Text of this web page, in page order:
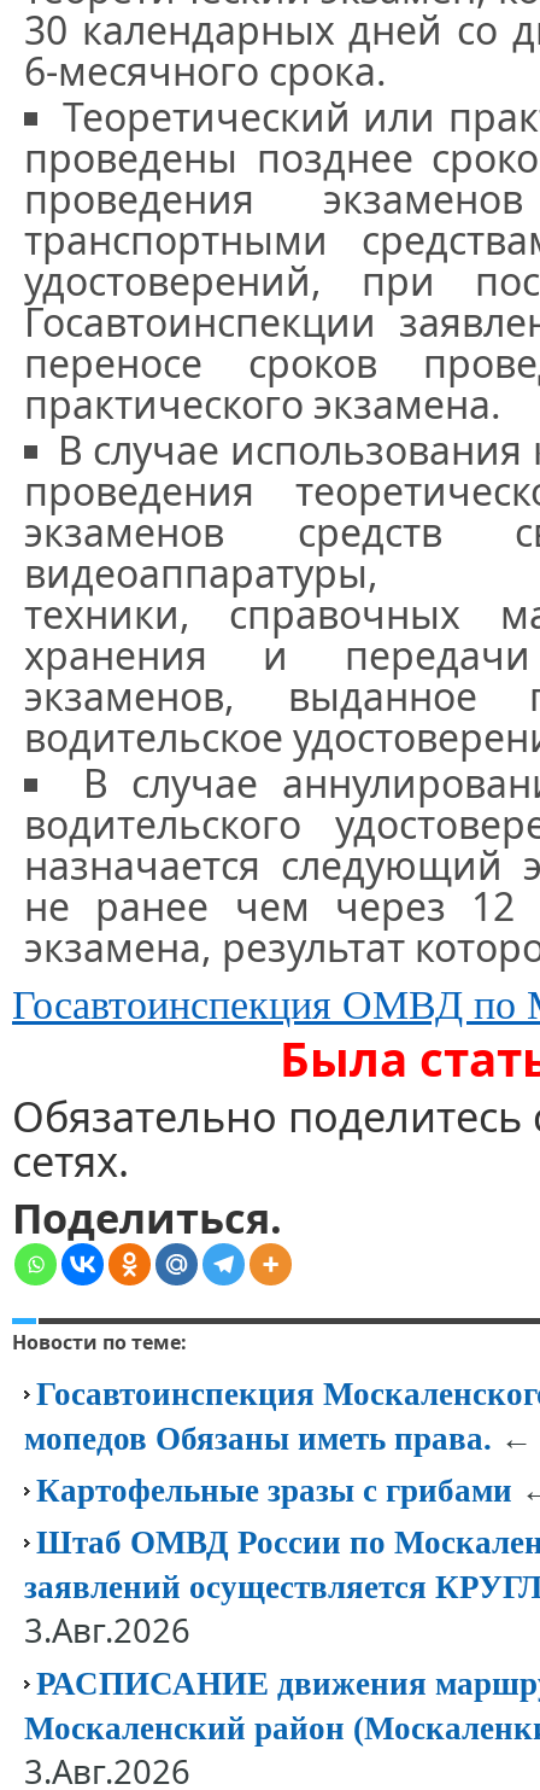
30 календарных дней со
6-месячного срока.
Теоретический или
проведены позднее
проведения
транспортными
удостоверений, при
Госавтоинспекции
переносе сроков
практического экзамена.
В случае
проведения
экзаменов
видеоаппаратуры,
техники, справочных
хранения и
экзаменов, выданное
водительское
В случае
водительского
назначается следующий
не ранее чем через 12
экзамена, результат
Госавтоинспекция ОМВД по
Была
Обязательно
сетях.
Поделиться.
Новости по теме:
Госавтоинспекция
мопедов Обязаны иметь права. ←
Картофельные зразы с грибами
Штаб ОМВД России по
заявлений осуществляется
3.Авг.2026
РАСПИСАНИЕ движения
Москаленский район
3.Авг.2026